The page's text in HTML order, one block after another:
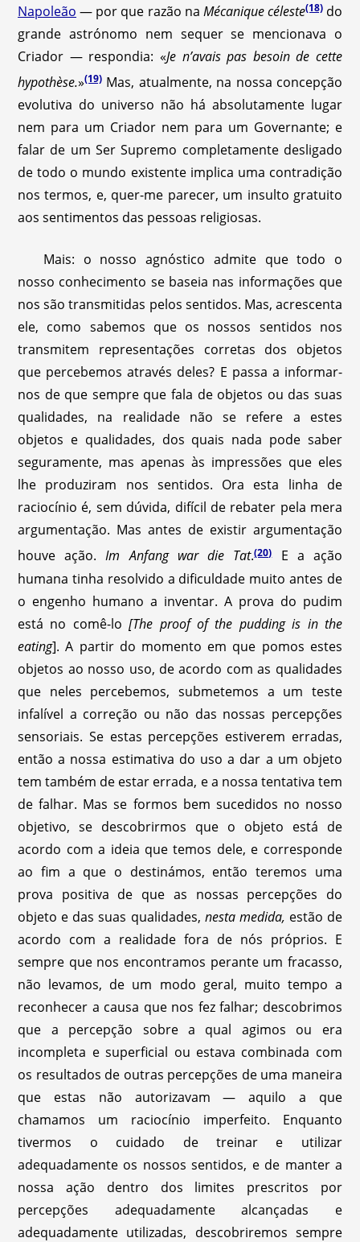
Napoleão — por que razão na Mécanique céleste(18)do
grande astrónomo nem sequer se mencionava o
Criador — respondia: «Je n’avais pas besoin de cette
hypothèse.»(19) Mas, atualmente, na nossa concepção
evolutiva do universo não há absolutamente lugar
nem para um Criador nem para um Governante; e
falar de um Ser Supremo completamente desligado
de todo o mundo existente implica uma contradição
nos termos, e, quer-me parecer, um insulto gratuito
aos sentimentos das pessoas religiosas.
Mais: o nosso agnóstico admite que todo o
nosso conhecimento se baseia nas informações que
nos são transmitidas pelos sentidos. Mas, acrescenta
ele, como sabemos que os nossos sentidos nos
transmitem representações corretas dos objetos
que percebemos através deles? E passa a informar-
nos de que sempre que fala de objetos ou das suas
qualidades, na realidade não se refere a estes
objetos e qualidades, dos quais nada pode saber
seguramente, mas apenas às impressões que eles
lhe produziram nos sentidos. Ora esta linha de
raciocínio é, sem dúvida, difícil de rebater pela mera
argumentação. Mas antes de existir argumentação
houve ação.Im Anfang war die Tat.(20)E a ação
humana tinha resolvido a dificuldade muito antes de
o engenho humano a inventar. A prova do pudim
está no comê-lo[The proof of the pudding is in the
eating]. A partir do momento em que pomos estes
objetos ao nosso uso, de acordo com as qualidades
que neles percebemos, submetemos a um teste
infalível a correção ou não das nossas percepções
sensoriais. Se estas percepções estiverem erradas,
então a nossa estimativa do uso a dar a um objeto
tem também de estar errada, e a nossa tentativa tem
de falhar. Mas se formos bem sucedidos no nosso
objetivo, se descobrirmos que o objeto está de
acordo com a ideia que temos dele, e corresponde
ao fim a que o destinámos, então teremos uma
prova positiva de que as nossas percepções do
objeto e das suas qualidades, nesta medida, estão de
acordo com a realidade fora de nós próprios. E
sempre que nos encontramos perante um fracasso,
não levamos, de um modo geral, muito tempo a
reconhecer a causa que nos fez falhar; descobrimos
que a percepção sobre a qual agimos ou era
incompleta e superficial ou estava combinada com
os resultados de outras percepções de uma maneira
que estas não autorizavam — aquilo a que
chamamos um raciocínio imperfeito. Enquanto
tivermos o cuidado de treinar e utilizar
adequadamente os nossos sentidos, e de manter a
nossa ação dentro dos limites prescritos por
percepções adequadamente alcançadas e
adequadamente utilizadas, descobriremos sempre